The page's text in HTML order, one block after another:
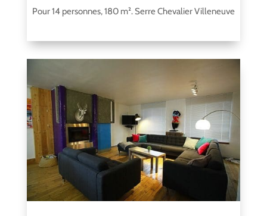
Pour 14 personnes, 180 m². Serre Chevalier Villeneuve